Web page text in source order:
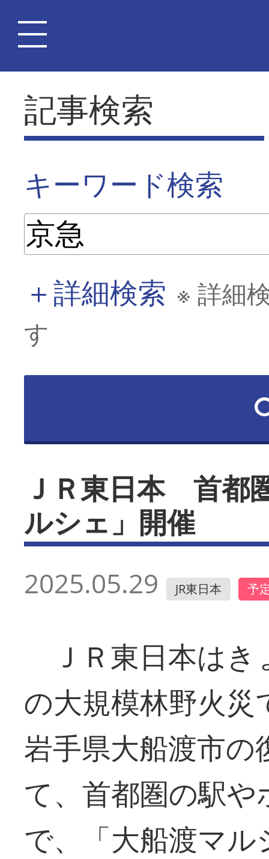
記事検索
キーワード検索
＋詳細検索 ※ 詳細
す
ＪＲ東日本 首都
ルシェ」開催
2025.05.29 JR東日本 予
ＪＲ東日本はき
の大規模林野火
岩手県大船渡市
て、首都圏の駅
で、「大船渡マ